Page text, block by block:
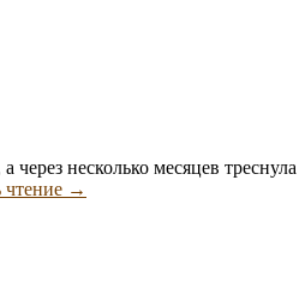
несколько месяцев
Товароведческая
→